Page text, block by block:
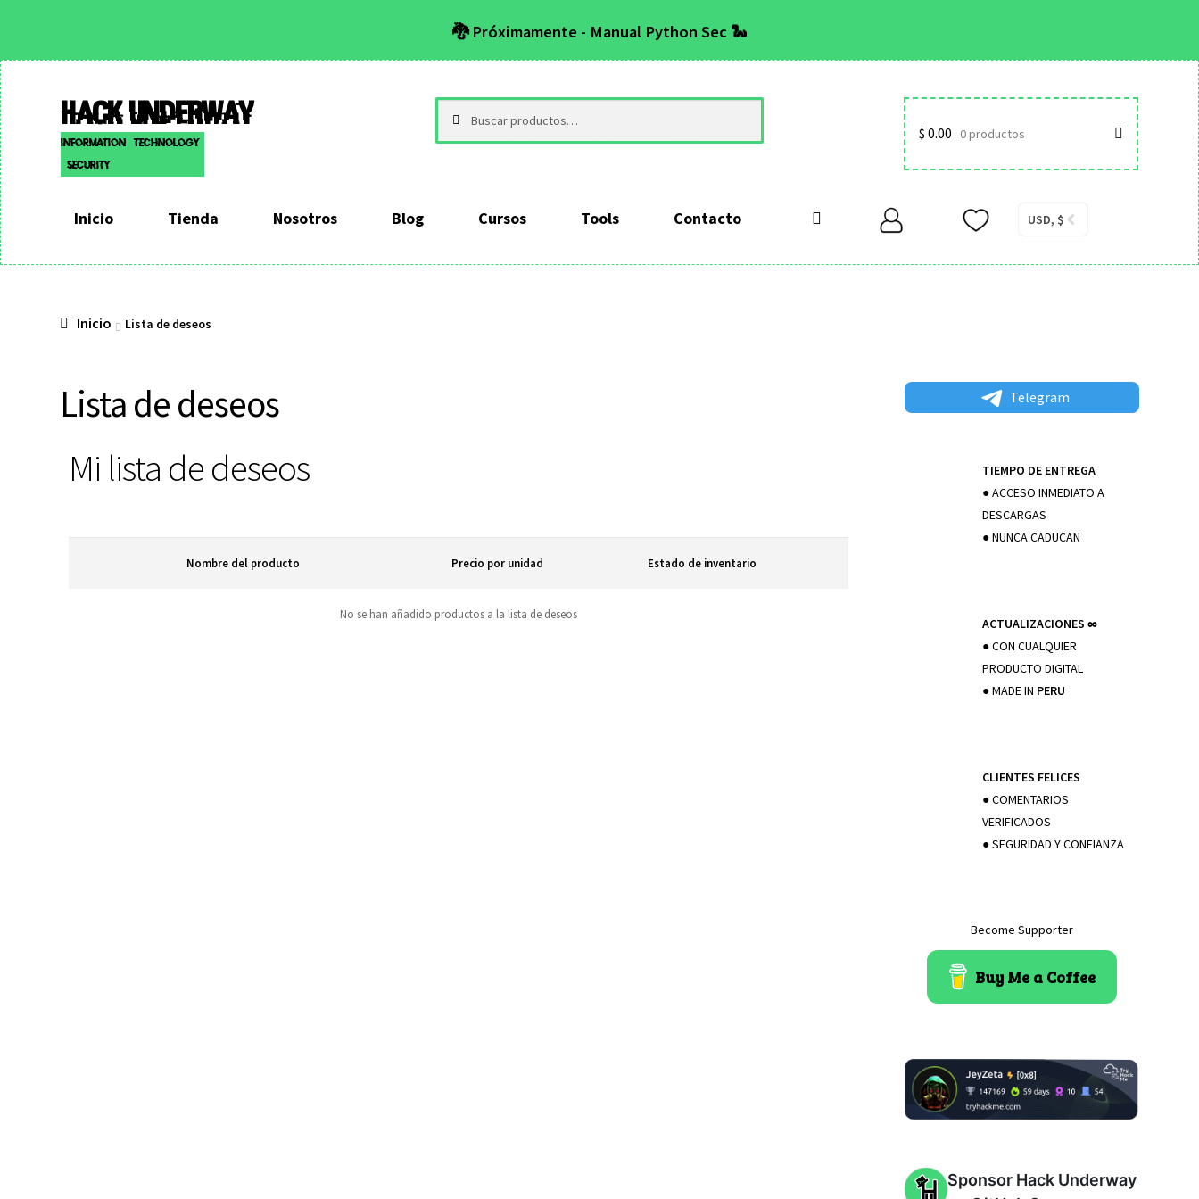
🐉 Próximamente - Manual Python Sec 🐍
Hack Underway
Information – Technology
– Security
por:
Buscar
$ 0.00 0 productos
Inicio Tienda Nosotros Blog Cursos Tools Contacto USD, $
Inicio Lista de deseos
Lista de deseos
Mi lista de deseos
Nombre del producto Precio por unidad Estado de inventario
No se han añadido productos a la lista de deseos
Telegram
TIEMPO DE ENTREGA
● ACCESO INMEDIATO A
DESCARGAS
● NUNCA CADUCAN
ACTUALIZACIONES ∞
● CON CUALQUIER
PRODUCTO DIGITAL
● MADE IN PERU
CLIENTES FELICES
● COMENTARIOS
VERIFICADOS
● SEGURIDAD Y CONFIANZA
Become Supporter
Buy Me a Coffee